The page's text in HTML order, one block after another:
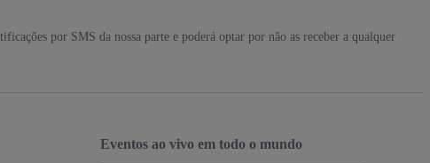
por SMS da nossa parte e poderá optar por não as receber a qualquer
Eventos ao vivo em todo o mundo